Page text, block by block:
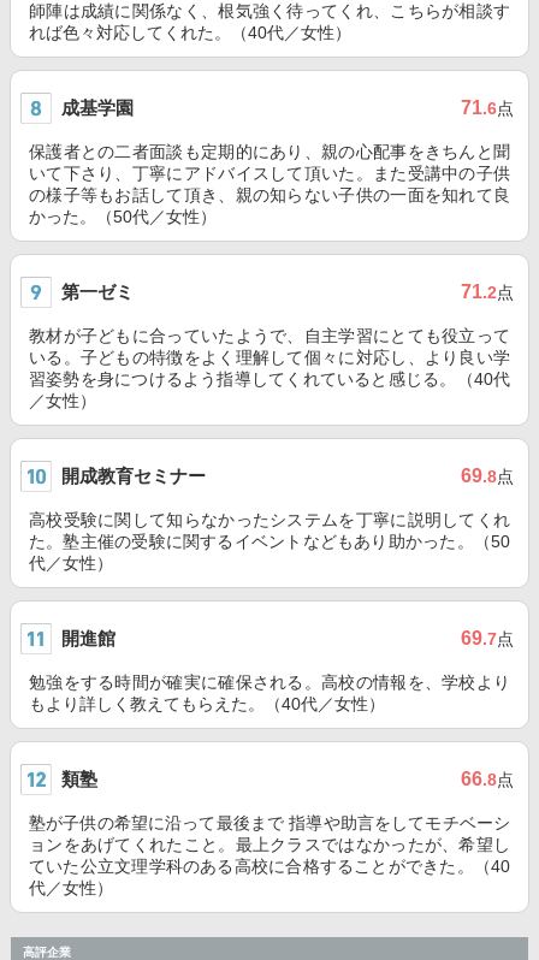
師陣は成績に関係なく、根気強く待ってくれ、こちらが相談す
れば色々対応してくれた。（40代／女性）
成基学園 71.6点
保護者との二者面談も定期的にあり、親の心配事をきちんと聞
いて下さり、丁寧にアドバイスして頂いた。また受講中の子供
の様子等もお話して頂き、親の知らない子供の一面を知れて良
かった。（50代／女性）
第一ゼミ 71.2点
教材が子どもに合っていたようで、自主学習にとても役立って
いる。子どもの特徴をよく理解して個々に対応し、より良い学
習姿勢を身につけるよう指導してくれていると感じる。（40代
／女性）
開成教育セミナー 69.8点
高校受験に関して知らなかったシステムを丁寧に説明してくれ
た。塾主催の受験に関するイベントなどもあり助かった。（50
代／女性）
開進館 69.7点
勉強をする時間が確実に確保される。高校の情報を、学校より
もより詳しく教えてもらえた。（40代／女性）
類塾 66.8点
塾が子供の希望に沿って最後まで 指導や助言をしてモチベーシ
ョンをあげてくれたこと。最上クラスではなかったが、希望し
ていた公立文理学科のある高校に合格することができた。（40
代／女性）
高評企業